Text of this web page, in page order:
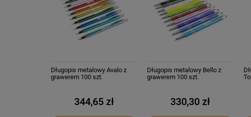
Długopis metalowy Avalo z
grawerem 100 szt.
344,65 zł
Długopis metalowy Bello z
grawerem 100 szt.
330,30 zł